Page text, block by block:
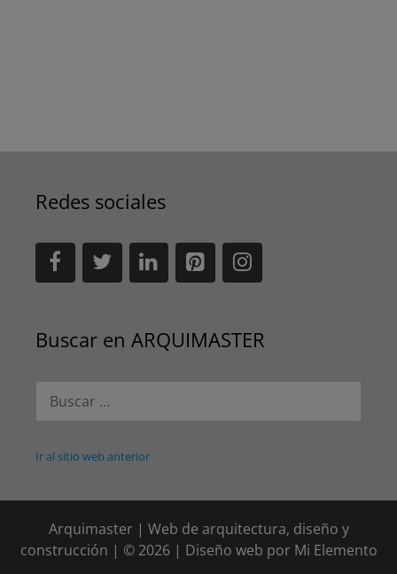
Redes sociales
Buscar en ARQUIMASTER
Ir al sitio web anterior
Arquimaster | Web de arquitectura, diseño y
construcción | © 2026 | Diseño web por Mi Elemento